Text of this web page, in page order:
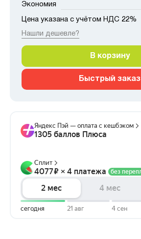
Экономия
Цена указана с учётом НДС 22%
Нашли дешевле?
В корзину
Быстрый заказ